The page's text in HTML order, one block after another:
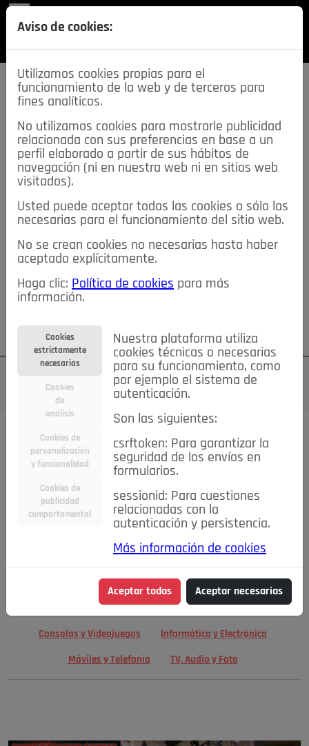
SECCIONES
descarga esta
REVISTA
≡NOTICIAS
NOTICIAS SERVICIOS DE INTERÉS
TABLÓN DE ANUNCIOS MIS ANUNCIOS CONTACTO
NOSOTROS
Su cuenta Regístrese ¿Olvidó su contraseña?
TODAS Deporte Bicicletas Deportes y Ocio
Electrodomésticos
Niños y Bebés Inmobiliaria Construcción y Reformas
Moda Accesorios Ropa Motor
Motor y Accesorios Motos Ocio
Cine, Libros y Música Coleccionismo Otros Otros
Consolas y Videojuegos Informática y Electrónica
Móviles y Telefonía TV, Audio y Foto
Aviso de cookies:
Utilizamos cookies propias para el
funcionamiento de la web y de terceros para
fines analíticos.
No utilizamos cookies para mostrarle publicidad
relacionada con sus preferencias en base a un
perfil elaborado a partir de sus hábitos de
navegación (ni en nuestra web ni en sitios web
visitados).
Usted puede aceptar todas las cookies o sólo las
necesarias para el funcionamiento del sitio web.
No se crean cookies no necesarias hasta haber
aceptado explícitamente.
Haga clic: Política de cookies para más
información.
Cookies
estrictamente
necesarias
Cookies
de
análisis
Cookies de
personalización
y funcionalidad
Cookies de
publicidad
comportamental
Nuestra plataforma utiliza
cookies técnicas o necesarias
para su funcionamiento, como
por ejemplo el sistema de
autenticación.
Son las siguientes:
csrftoken: Para garantizar la
seguridad de los envíos en
formularios.
sessionid: Para cuestiones
relacionadas con la
autenticación y persistencia.
Más información de cookies
Aceptar todas Aceptar necesarias